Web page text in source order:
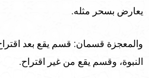
يعارض بسحر مثله.
والمعجزة قسمان: قسم يقع بعد
النبوة، وقسم يقع من غير اقتراح.